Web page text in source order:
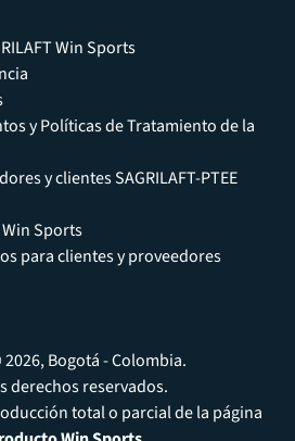
Win Sports
y Políticas de Tratamiento de la
y clientes SAGRILAFT-PTEE
Sports
para clientes y proveedores
Bogotá - Colombia.
derechos reservados.
total o parcial de la página